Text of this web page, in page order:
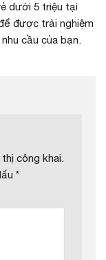
dưới 5 triệu tại
được trải nghiệm
cầu của bạn.
công khai.
*